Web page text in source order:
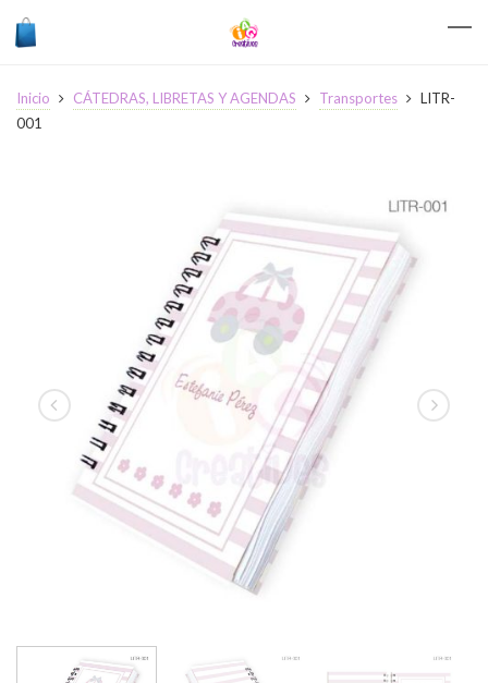
Inicio CÁTEDRAS, LIBRETAS Y AGENDAS Transportes
LITR-
001